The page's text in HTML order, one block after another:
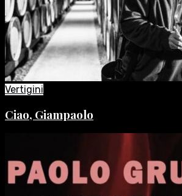
Vertigini
Ciao, Giampaolo